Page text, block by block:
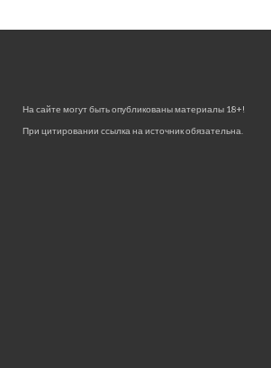
На сайте могут быть опубликованы материалы 18+!
При цитировании ссылка на источник обязательна.